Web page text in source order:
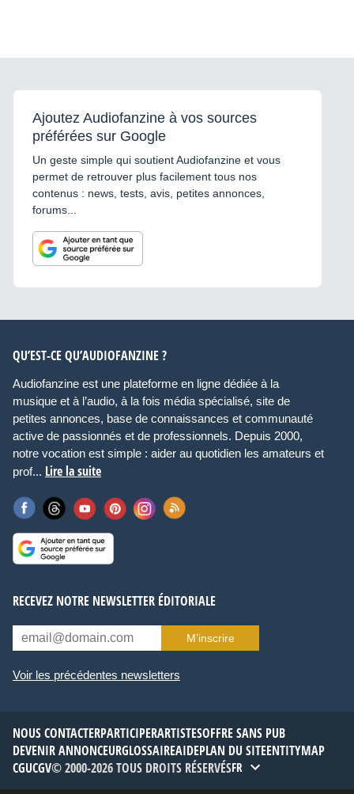
Ajoutez Audiofanzine à vos sources
préférées sur Google
Un geste simple qui soutient Audiofanzine et vous
permet de retrouver plus facilement tous nos
contenus : news, tests, avis, petites annonces,
forums...
QU’EST-CE QU’AUDIOFANZINE ?
Audiofanzine est une plateforme en ligne dédiée à la
musique et à l’audio, à la fois média spécialisé, site de
petites annonces, base de connaissances et communauté
active de passionnés et de professionnels. Depuis 2000,
notre vocation est simple : aider au quotidien les amateurs et
prof... Lire la suite
RECEVEZ NOTRE NEWSLETTER ÉDITORIALE
M’inscrire
Voir les précédentes newsletters
NOUS CONTACTERPARTICIPERARTISTESOFFRE SANS PUB
DEVENIR ANNONCEURGLOSSAIREAIDEPLAN DU SITEENTITYMAP
CGUCGV© 2000-2026 TOUS DROITS RÉSERVÉSFR